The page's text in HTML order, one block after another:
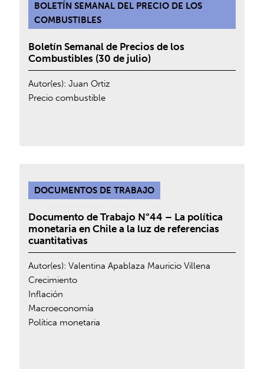
BOLETÍN SEMANAL DEL PRECIO DE LOS
COMBUSTIBLES
Boletín Semanal de Precios de los
Combustibles (30 de julio)
Autor(es):Juan Ortiz
Precio combustible
DOCUMENTOS DE TRABAJO
Documento de Trabajo N°44 – La política
monetaria en Chile a la luz de referencias
cuantitativas
Autor(es):Valentina Apablaza Mauricio Villena
Crecimiento
Inflación
Macroeconomía
Política monetaria